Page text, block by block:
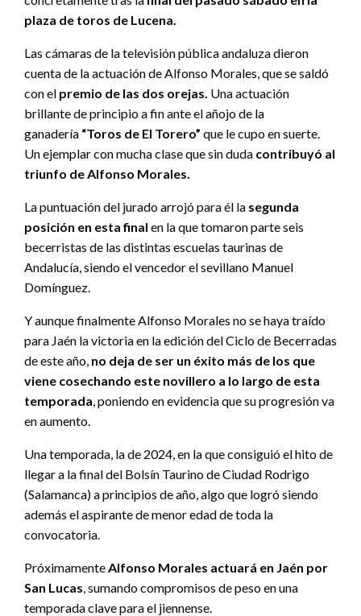
plaza de toros de Lucena.
Las cámaras de la televisión pública andaluza dieron
cuenta de la actuación de Alfonso Morales, que se saldó
con el premio de las dos orejas. Una actuación
brillante de principio a fin ante el añojo de la
ganadería “Toros de El Torero” que le cupo en suerte.
Un ejemplar con mucha clase que sin duda contribuyó al
triunfo de Alfonso Morales.
La puntuación del jurado arrojó para él la segunda
posición en esta final en la que tomaron parte seis
becerristas de las distintas escuelas taurinas de
Andalucía, siendo el vencedor el sevillano Manuel
Domínguez.
Y aunque finalmente Alfonso Morales no se haya traído
para Jaén la victoria en la edición del Ciclo de Becerradas
de este año, no deja de ser un éxito más de los que
viene cosechando este novillero a lo largo de esta
temporada , poniendo en evidencia que su progresión va
en aumento.
Una temporada, la de 2024, en la que consiguió el hito de
llegar a la final del Bolsín Taurino de Ciudad Rodrigo
(Salamanca) a principios de año, algo que logró siendo
además el aspirante de menor edad de toda la
convocatoria.
Próximamente Alfonso Morales actuará en Jaén por
San Lucas , sumando compromisos de peso en una
temporada clave para el jiennense.